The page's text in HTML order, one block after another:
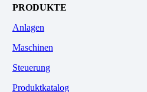
PRODUKTE
Anlagen
Maschinen
Steuerung
Produktkatalog